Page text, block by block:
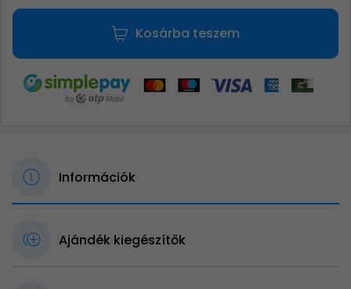
Kosárba teszem
Információk
Ajándék kiegészítők